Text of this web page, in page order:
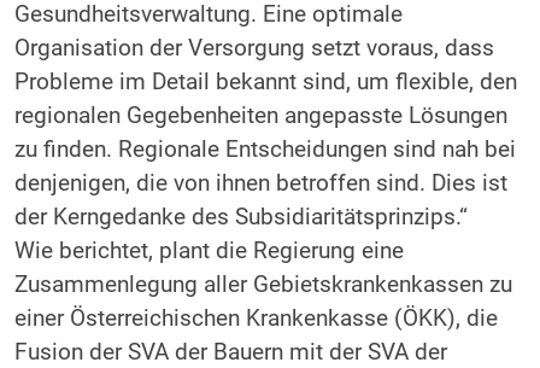
Gesundheitsverwaltung. Eine optimale
Organisation der Versorgung setzt voraus, dass
Probleme im Detail bekannt sind, um flexible, den
regionalen Gegebenheiten angepasste Lösungen
zu finden. Regionale Entscheidungen sind nah bei
denjenigen, die von ihnen betroffen sind. Dies ist
der Kerngedanke des Subsidiaritätsprinzips.“
Wie berichtet, plant die Regierung eine
Zusammenlegung aller Gebietskrankenkassen zu
einer Österreichischen Krankenkasse (ÖKK), die
Fusion der SVA der Bauern mit der SVA der